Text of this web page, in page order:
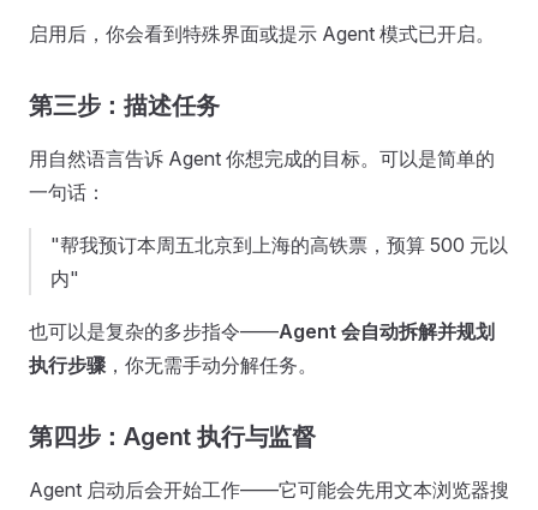
启用后，你会看到特殊界面或提示 Agent 模式已开启。
第三步：描述任务
用自然语言告诉 Agent 你想完成的目标。可以是简单的
一句话：
"帮我预订本周五北京到上海的高铁票，预算 500 元以
内"
也可以是复杂的多步指令——Agent 会自动拆解并规划
执行步骤，你无需手动分解任务。
第四步：Agent 执行与监督
Agent 启动后会开始工作——它可能会先用文本浏览器搜